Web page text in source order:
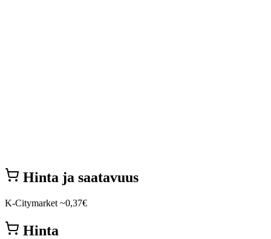
Hinta ja saatavuus
K-Citymarket ~0,37€
Hinta